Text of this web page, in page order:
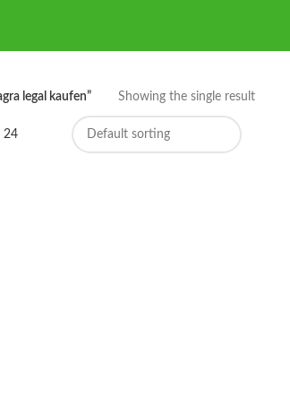
legal kaufen” Showing the single result
24